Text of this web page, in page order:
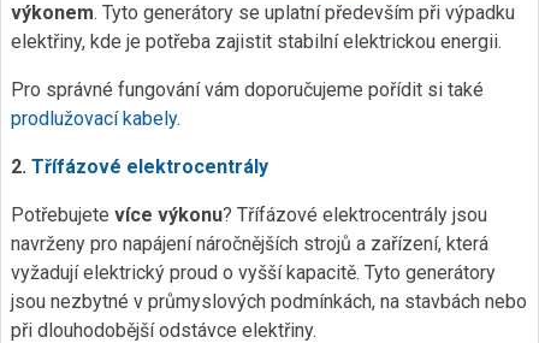
výkonem. Tyto generátory se uplatní především při výpadku
elektřiny, kde je potřeba zajistit stabilní elektrickou energii.
Pro správné fungování vám doporučujeme pořídit si také
prodlužovací kabely.
2. Třífázové elektrocentrály
Potřebujete více výkonu? Třífázové elektrocentrály jsou
navrženy pro napájení náročnějších strojů a zařízení, která
vyžadují elektrický proud o vyšší kapacitě. Tyto generátory
jsou nezbytné v průmyslových podmínkách, na stavbách nebo
při dlouhodobější odstávce elektřiny.